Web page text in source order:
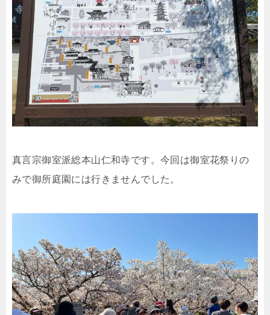
真言宗御室派総本山仁和寺です。今回は御室花祭りの
みで御所庭園には行きませんでした。